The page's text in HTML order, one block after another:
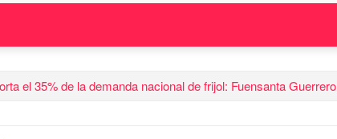
el 35% de la demanda nacional de frijol: Fuensanta Guerrero